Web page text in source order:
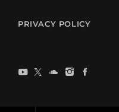
PRIVACY POLICY